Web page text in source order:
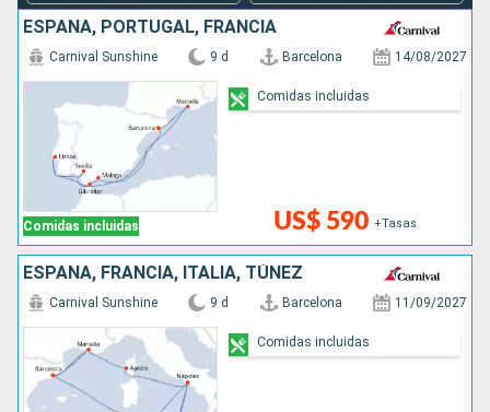
ESPAÑA, PORTUGAL, FRANCIA
Comidas incluidas
Carnival Sunshine 9 d Barcelona 14/08/2027
US$ 590 +Tasas
Comidas incluidas
ESPAÑA, FRANCIA, ITALIA, TÚNEZ
Carnival Sunshine 9 d Barcelona 11/09/2027
Comidas incluidas